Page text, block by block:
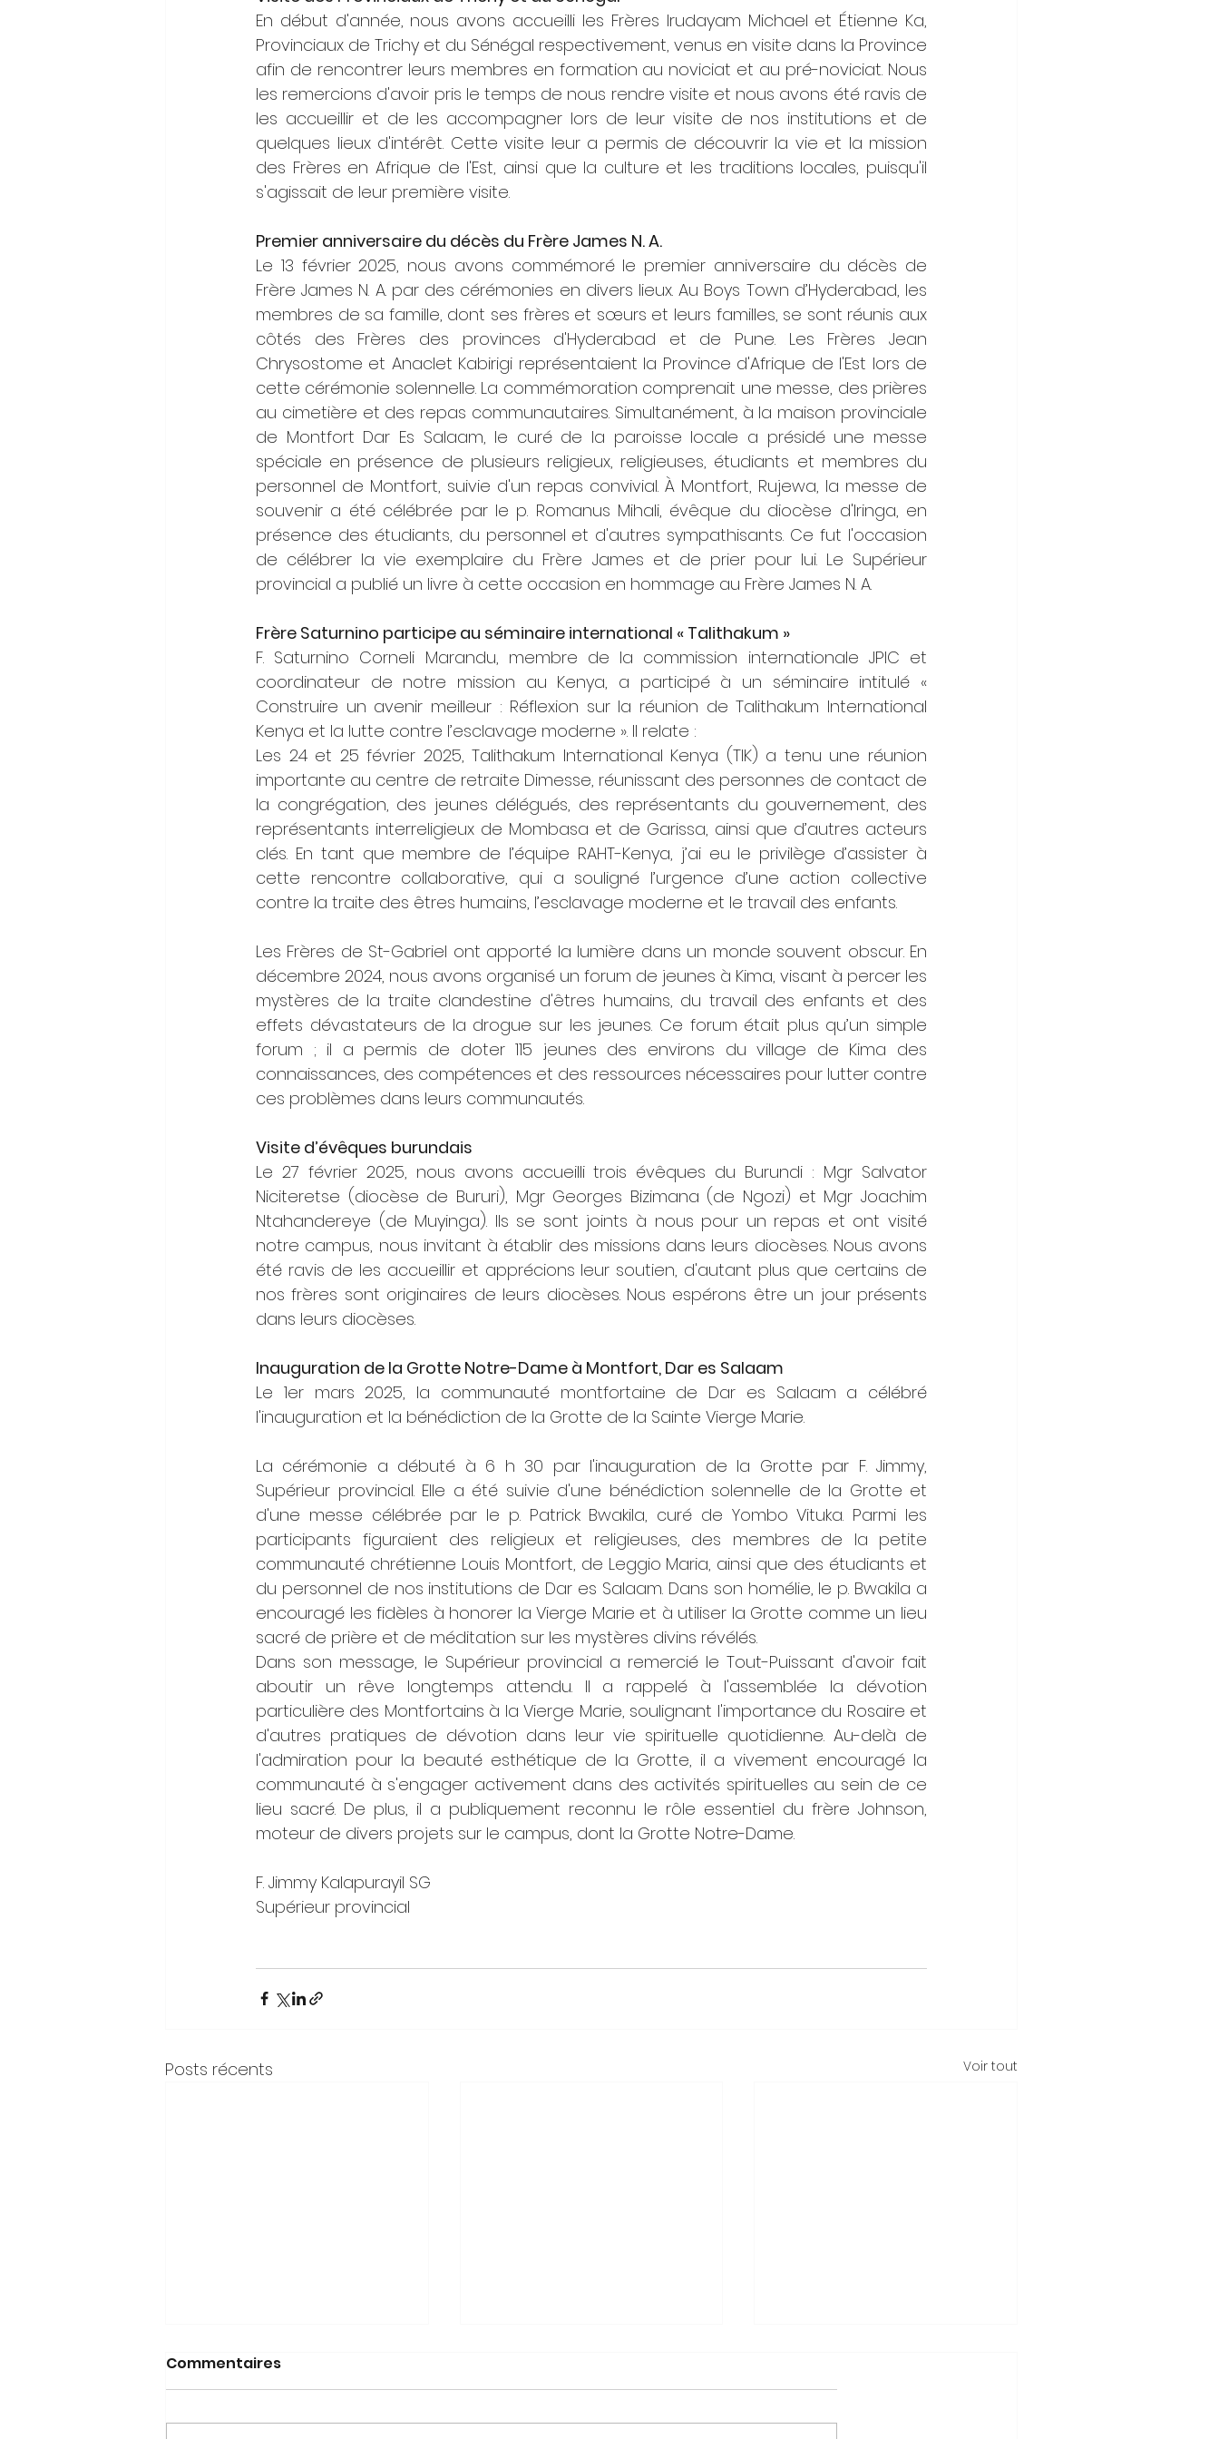
En début d'année, nous avons accueilli les Frères Irudayam Michael et Étienne Ka,
Provinciaux de Trichy et du Sénégal respectivement, venus en visite dans la Province
afin de rencontrer leurs membres en formation au noviciat et au pré-noviciat. Nous
les remercions d'avoir pris le temps de nous rendre visite et nous avons été ravis de
les accueillir et de les accompagner lors de leur visite de nos institutions et de
quelques lieux d'intérêt. Cette visite leur a permis de découvrir la vie et la mission
des Frères en Afrique de l'Est, ainsi que la culture et les traditions locales, puisqu'il
s'agissait de leur première visite.
Premier anniversaire du décès du Frère James N. A.
Le 13 février 2025, nous avons commémoré le premier anniversaire du décès de
Frère James N. A. par des cérémonies en divers lieux. Au Boys Town d’Hyderabad, les
membres de sa famille, dont ses frères et sœurs et leurs familles, se sont réunis aux
côtés des Frères des provinces d'Hyderabad et de Pune. Les Frères Jean
Chrysostome et Anaclet Kabirigi représentaient la Province d'Afrique de l'Est lors de
cette cérémonie solennelle. La commémoration comprenait une messe, des prières
au cimetière et des repas communautaires. Simultanément, à la maison provinciale
de Montfort Dar Es Salaam, le curé de la paroisse locale a présidé une messe
spéciale en présence de plusieurs religieux, religieuses, étudiants et membres du
personnel de Montfort, suivie d'un repas convivial. À Montfort, Rujewa, la messe de
souvenir a été célébrée par le p. Romanus Mihali, évêque du diocèse d'Iringa, en
présence des étudiants, du personnel et d'autres sympathisants. Ce fut l'occasion
de célébrer la vie exemplaire du Frère James et de prier pour lui. Le Supérieur
provincial a publié un livre à cette occasion en hommage au Frère James N. A.
Frère Saturnino participe au séminaire international « Talithakum »
F. Saturnino Corneli Marandu, membre de la commission internationale JPIC et
coordinateur de notre mission au Kenya, a participé à un séminaire intitulé «
Construire un avenir meilleur : Réflexion sur la réunion de Talithakum International
Kenya et la lutte contre l’esclavage moderne ». Il relate :
Les 24 et 25 février 2025, Talithakum International Kenya (TIK) a tenu une réunion
importante au centre de retraite Dimesse, réunissant des personnes de contact de
la congrégation, des jeunes délégués, des représentants du gouvernement, des
représentants interreligieux de Mombasa et de Garissa, ainsi que d’autres acteurs
clés. En tant que membre de l’équipe RAHT-Kenya, j’ai eu le privilège d’assister à
cette rencontre collaborative, qui a souligné l’urgence d’une action collective
contre la traite des êtres humains, l’esclavage moderne et le travail des enfants.
Les Frères de St-Gabriel ont apporté la lumière dans un monde souvent obscur. En
décembre 2024, nous avons organisé un forum de jeunes à Kima, visant à percer les
mystères de la traite clandestine d'êtres humains, du travail des enfants et des
effets dévastateurs de la drogue sur les jeunes. Ce forum était plus qu’un simple
forum ; il a permis de doter 115 jeunes des environs du village de Kima des
connaissances, des compétences et des ressources nécessaires pour lutter contre
ces problèmes dans leurs communautés.
Visite d’évêques burundais
Le 27 février 2025, nous avons accueilli trois évêques du Burundi : Mgr Salvator
Niciteretse (diocèse de Bururi), Mgr Georges Bizimana (de Ngozi) et Mgr Joachim
Ntahandereye (de Muyinga). Ils se sont joints à nous pour un repas et ont visité
notre campus, nous invitant à établir des missions dans leurs diocèses. Nous avons
été ravis de les accueillir et apprécions leur soutien, d'autant plus que certains de
nos frères sont originaires de leurs diocèses. Nous espérons être un jour présents
dans leurs diocèses.
Inauguration de la Grotte Notre-Dame à Montfort, Dar es Salaam
Le 1er mars 2025, la communauté montfortaine de Dar es Salaam a célébré
l'inauguration et la bénédiction de la Grotte de la Sainte Vierge Marie.
La cérémonie a débuté à 6 h 30 par l'inauguration de la Grotte par F. Jimmy,
Supérieur provincial. Elle a été suivie d'une bénédiction solennelle de la Grotte et
d'une messe célébrée par le p. Patrick Bwakila, curé de Yombo Vituka. Parmi les
participants figuraient des religieux et religieuses, des membres de la petite
communauté chrétienne Louis Montfort, de Leggio Maria, ainsi que des étudiants et
du personnel de nos institutions de Dar es Salaam. Dans son homélie, le p. Bwakila a
encouragé les fidèles à honorer la Vierge Marie et à utiliser la Grotte comme un lieu
sacré de prière et de méditation sur les mystères divins révélés.
Dans son message, le Supérieur provincial a remercié le Tout-Puissant d'avoir fait
aboutir un rêve longtemps attendu. Il a rappelé à l'assemblée la dévotion
particulière des Montfortains à la Vierge Marie, soulignant l'importance du Rosaire et
d'autres pratiques de dévotion dans leur vie spirituelle quotidienne. Au-delà de
l'admiration pour la beauté esthétique de la Grotte, il a vivement encouragé la
communauté à s'engager activement dans des activités spirituelles au sein de ce
lieu sacré. De plus, il a publiquement reconnu le rôle essentiel du frère Johnson,
moteur de divers projets sur le campus, dont la Grotte Notre-Dame.
F. Jimmy Kalapurayil SG
Supérieur provincial
Posts récents Voir tout
Commentaires